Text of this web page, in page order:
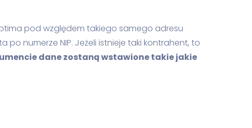
pod względem takiego samego adresu
numerze NIP. Jeżeli istnieje taki kontrahent, to
dane zostaną wstawione takie jakie